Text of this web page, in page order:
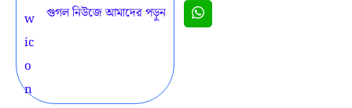
গুগল নিউজে আমাদের পড়ুন